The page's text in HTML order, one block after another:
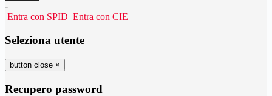
-
Entra con SPID Entra con CIE
Seleziona utente
button close ×
Recupero password